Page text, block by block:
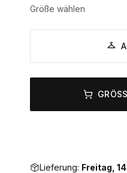
Größe wählen
Lieferung: Freitag,